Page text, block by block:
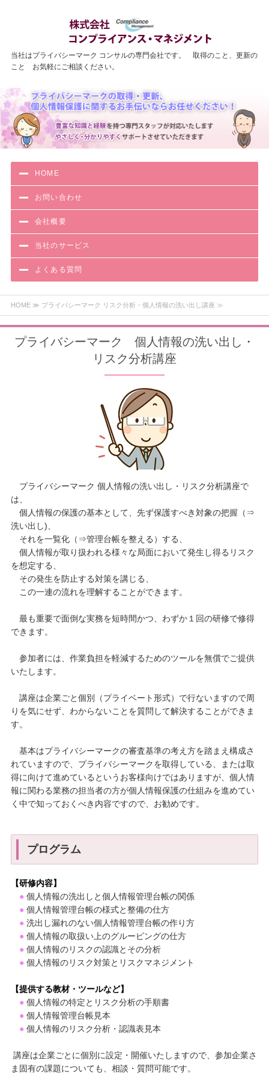
当社はプライバシーマーク コンサルの専門会社です。 取得のこと、更新の
こと お気軽にご相談ください。
HOME
お問い合わせ
会社概要
当社のサービス
よくある質問
HOME≫ プライバシーマーク リスク分析・個人情報の洗い出し講座 ≫
プライバシーマーク 個人情報の洗い出し・
リスク分析講座
プライバシーマーク 個人情報の洗い出し・リスク分析講座で
は、
個人情報の保護の基本として、先ず保護すべき対象の把握（⇒
洗い出し)、
それを一覧化（⇒管理台帳を整える）する、
個人情報が取り扱われる様々な局面において発生し得るリスク
を想定する、
その発生を防止する対策を講じる、
この一連の流れを理解することができます。
最も重要で面倒な実務を短時間かつ、わずか１回の研修で修得
できます。
参加者には、作業負担を軽減するためのツールを無償でご提供
いたします。
講座は企業ごと個別（プライベート形式）で行ないますので周
りを気にせず、わからないことを質問して解決することができま
す。
基本はプライバシーマークの審査基準の考え方を踏まえ構成さ
れていますので、プライバシーマークを取得している、または取
得に向けて進めているというお客様向けではありますが、個人情
報に関わる業務の担当者の方が個人情報保護の仕組みを進めてい
く中で知っておくべき内容ですので、お勧めです。
プログラム
【研修内容】
● 個人情報の洗出しと個人情報管理台帳の関係
● 個人情報管理台帳の様式と整備の仕方
● 洗出し漏れのない個人情報管理台帳の作り方
● 個人情報の取扱い上のグルーピングの仕方
● 個人情報のリスクの認識とその分析
● 個人情報のリスク対策とリスクマネジメント
【提供する教材・ツールなど】
● 個人情報の特定とリスク分析の手順書
● 個人情報管理台帳見本
● 個人情報のリスク分析・認識表見本
講座は企業ごとに個別に設定・開催いたしますので、参加企業さ
ま固有の課題についても、相談・質問可能です。